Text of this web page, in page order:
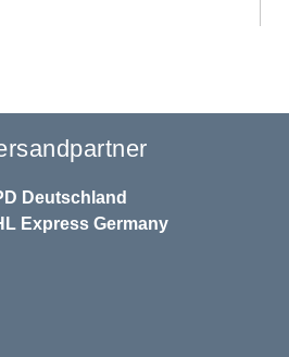
Deutschland
Express Germany